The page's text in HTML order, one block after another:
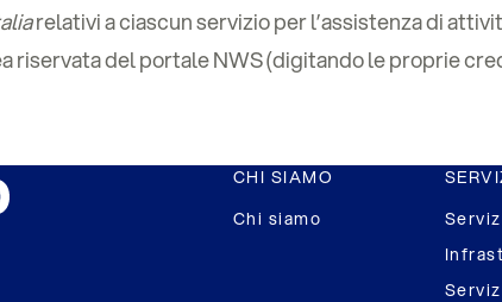
relativi a ciascun servizio per l’assistenza di
riservata del portale NWS (digitando le proprie
CHI SIAMO
Chi siamo